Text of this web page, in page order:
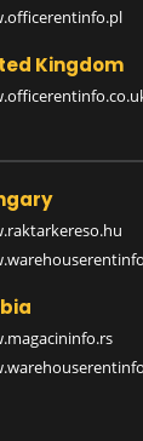
Kingdom